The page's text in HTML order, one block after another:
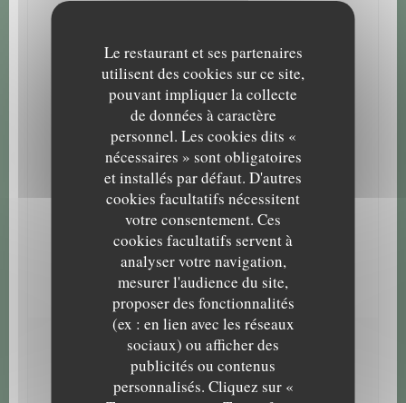
Le restaurant et ses partenaires
utilisent des cookies sur ce site,
pouvant impliquer la collecte
de données à caractère
personnel. Les cookies dits «
nécessaires » sont obligatoires
et installés par défaut. D'autres
cookies facultatifs nécessitent
votre consentement. Ces
cookies facultatifs servent à
analyser votre navigation,
mesurer l'audience du site,
proposer des fonctionnalités
(ex : en lien avec les réseaux
sociaux) ou afficher des
publicités ou contenus
personnalisés. Cliquez sur «
Cuisine
Française Traditionnelle, Brasserie
Type de restaurant
Brasserie
Services
Vue, Terrasse, Réservation conseillée, Chiens acceptés
Moyens de paiement
Paiement Sans Contact, Eurocard/Mastercard, Titres
restaurant, Espèces, Visa, Chèques Vacances, Chèques,
Carte Bleue
Horaires
Café de Paris